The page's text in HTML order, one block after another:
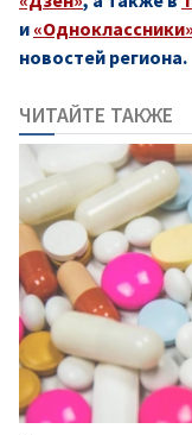
и «Одноклассники»
новостей региона.
ЧИТАЙТЕ ТАКЖЕ